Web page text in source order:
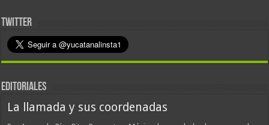
TWITTER
EDITORIALES
La llamada y sus coordenadas